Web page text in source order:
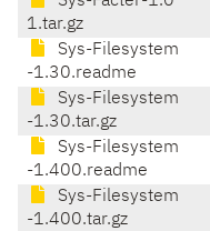
1.tar.gz
Sys-Filesystem
-1.30.readme
Sys-Filesystem
-1.30.tar.gz
Sys-Filesystem
-1.400.readme
Sys-Filesystem
-1.400.tar.gz